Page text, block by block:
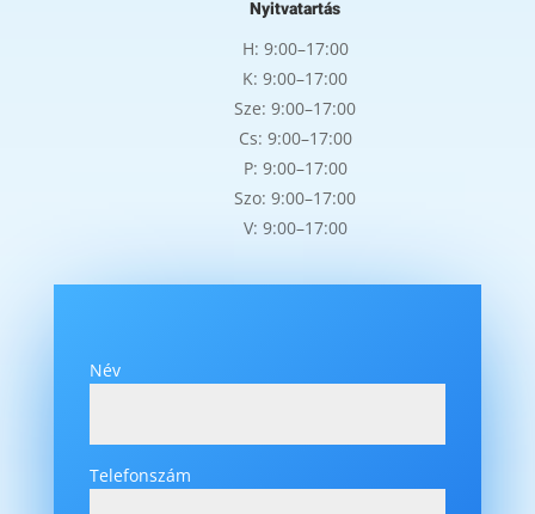
Nyitvatartás
H: 9:00–17:00
K: 9:00–17:00
Sze: 9:00–17:00
Cs: 9:00–17:00
P: 9:00–17:00
Szo: 9:00–17:00
V: 9:00–17:00
Név
Telefonszám